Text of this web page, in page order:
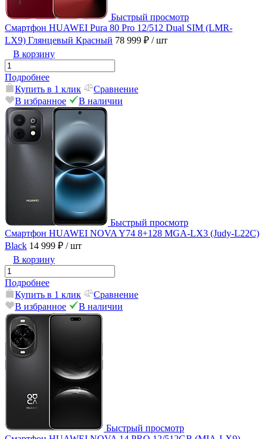
Быстрый просмотр
Смартфон HUAWEI Pura 80 Pro 12/512 Dual SIM (LMR-
LX9) Глянцевый Красный 78 999 ₽ / шт
В корзину
Подробнее
Купить в 1 клик
Сравнение
В избранное
В наличии
Быстрый просмотр
Смартфон HUAWEI NOVA Y74 8+128 MGA-LX3 (Judy-L22C)
Black 14 999 ₽ / шт
В корзину
Подробнее
Купить в 1 клик
Сравнение
В избранное
В наличии
Быстрый просмотр